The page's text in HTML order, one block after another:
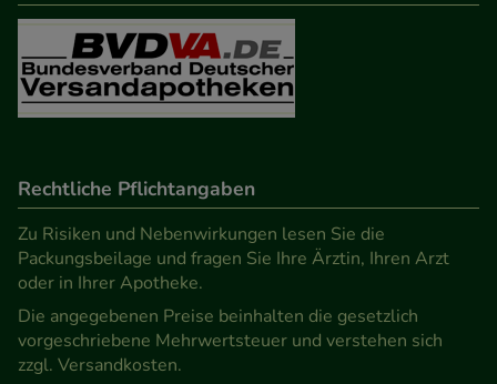
Besuchers oder unsere Seite an bevorzugte
Verhaltensweisen (z.B. Spracheinstellung)
anzupassen. Komfort-Cookies ermöglichen es uns
auch auf Ihre Bedürfnisse zugeschrittene Inhalte
Statistik & Tracking:Hierüber lassen sich
Informationen über die Art und Weise der Nutzung
unserer Website sammeln, mit deren Hilfe wir
unsere Website weiter für Sie optimieren können,
den Inhalt auf unserer Website aber auch die
Werbung auf Drittseiten möglichst relevant für Sie
Rechtliche Pflichtangaben
Zu Risiken und Nebenwirkungen lesen Sie die
Packungsbeilage und fragen Sie Ihre Ärztin, Ihren Arzt
oder in Ihrer Apotheke.
Die angegebenen Preise beinhalten die gesetzlich
vorgeschriebene Mehrwertsteuer und verstehen sich
zzgl. Versandkosten.